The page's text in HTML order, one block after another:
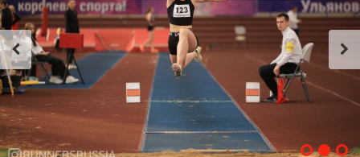
Сведения об
образовательной
организации
ENG CHI